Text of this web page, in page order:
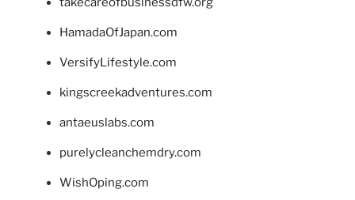
HamadaOfJapan.com
VersifyLifestyle.com
kingscreekadventures.com
antaeuslabs.com
purelycleanchemdry.com
WishOping.com